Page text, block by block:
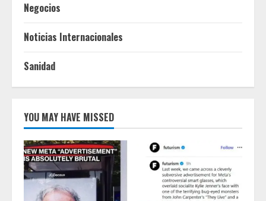
Negocios
Noticias Internacionales
Sanidad
YOU MAY HAVE MISSED